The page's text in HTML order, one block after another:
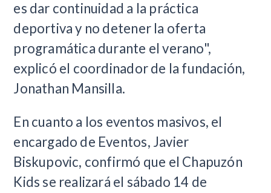
es dar continuidad a la práctica
deportiva y no detener la oferta
programática durante el verano",
explicó el coordinador de la fundación,
Jonathan Mansilla.
En cuanto a los eventos masivos, el
encargado de Eventos, Javier
Biskupovic, confirmó que el Chapuzón
Kids se realizará el sábado 14 de